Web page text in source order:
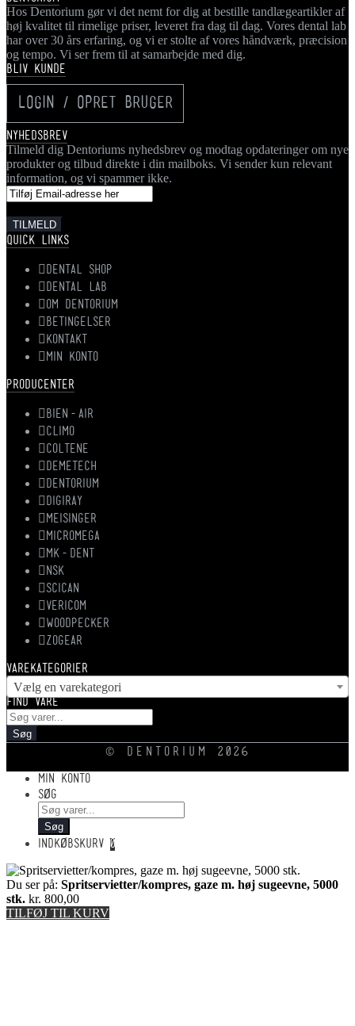
Hos Dentorium gør vi det nemt for dig at bestille tandlægeartikler af
høj kvalitet til rimelige priser, leveret fra dag til dag. Vores dental lab
har over 30 års erfaring, og vi er stolte af vores håndværk, præcision
og tempo. Vi ser frem til at samarbejde med dig.
BLIV KUNDE
LOGIN / OPRET BRUGER
NYHEDSBREV
Tilmeld dig Dentoriums nyhedsbrev og modtag opdateringer om nye
produkter og tilbud direkte i din mailboks. Vi sender kun relevant
information, og vi spammer ikke.
QUICK LINKS
DENTAL SHOP
DENTAL LAB
OM DENTORIUM
BETINGELSER
KONTAKT
MIN KONTO
PRODUCENTER
BIEN-AIR
CLIMO
COLTENE
DEMETECH
DENTORIUM
DIGIRAY
MEISINGER
MICROMEGA
MK-DENT
NSK
SCICAN
VERICOM
WOODPECKER
ZOGEAR
VAREKATEGORIER
Vælg en varekategori
FIND VARE
Products
search
Søg
© DENTORIUM 2026
MIN KONTO
SØG
Products
search
Søg
INDKØBSKURV 0
Du ser på: Spritservietter/kompres, gaze m. høj sugeevne, 5000
stk. kr. 800,00
TILFØJ TIL KURV